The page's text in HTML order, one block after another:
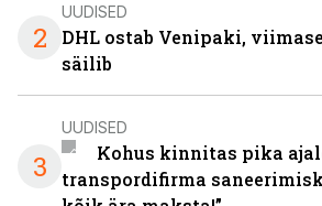
2
UUDISED
DHL ostab Venipaki,
säilib
3
UUDISED
Kohus kinnitas pika
transpordifirma